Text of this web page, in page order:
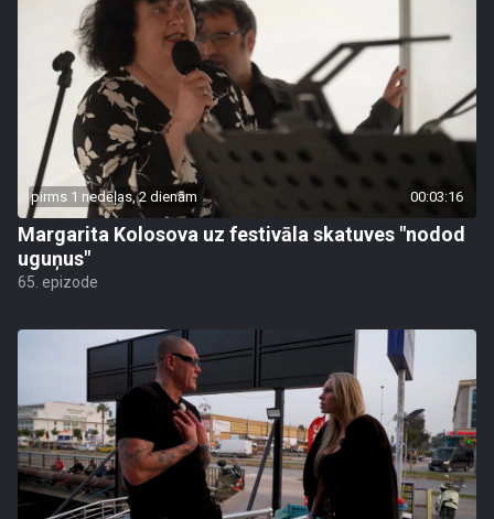
pirms 1 nedēļas, 2 dienām 00:03:16
Margarita Kolosova uz festivāla skatuves "nodod
uguņus"
65. epizode